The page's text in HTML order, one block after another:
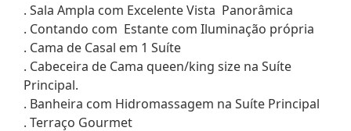
. Sala Ampla com Excelente Vista Panorâmica
. Contando com Estante com Iluminação própria
. Cama de Casal em 1 Suíte
. Cabeceira de Cama queen/king size na Suíte
Principal.
. Banheira com Hidromassagem na Suíte Principal
. Terraço Gourmet